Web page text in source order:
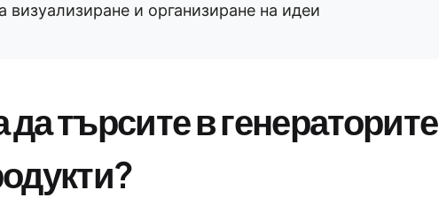
визуализиране и организиране на идеи
да търсите в генераторите